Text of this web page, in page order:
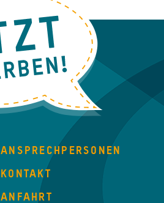
ANSPRECHPERSONEN
KONTAKT
ANFAHRT